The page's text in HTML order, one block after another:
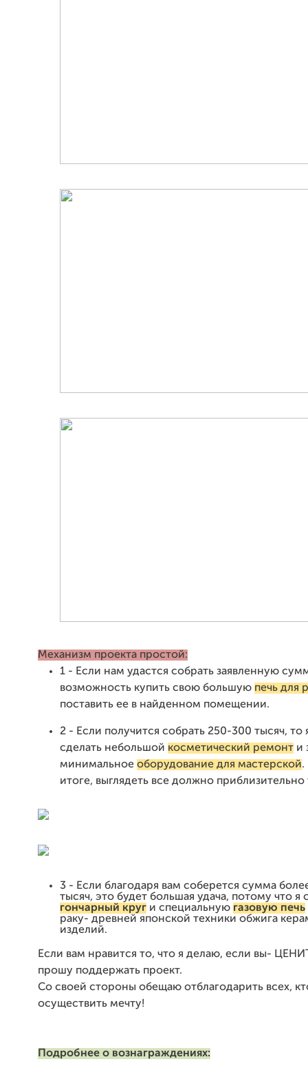
Механизм проекта простой:
1 - Если нам удастся собрать заявленную
возможность купить свою большую печь для
поставить ее в найденном помещении.
2 - Если получится собрать 250-300 тысяч, то
сделать небольшой косметический ремонт и
минимальное оборудование для мастерской.
итоге, выглядеть все должно приблизительно
3 - Если благодаря вам соберется сумма
тысяч, это будет большая удача, потому что я
гончарный круг и специальную газовую печь
раку- древней японской техники обжига
изделий.
Если вам нравится то, что я делаю, если вы-
прошу поддержать проект.
Со своей стороны обещаю отблагодарить всех,
осуществить мечту!
Подробнее о вознаграждениях: